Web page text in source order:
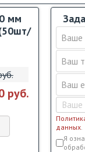
мм
pуб.
данных.
Я